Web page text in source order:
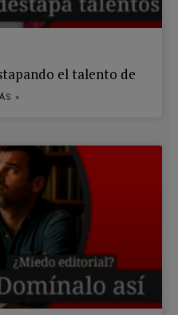
el talento de
»